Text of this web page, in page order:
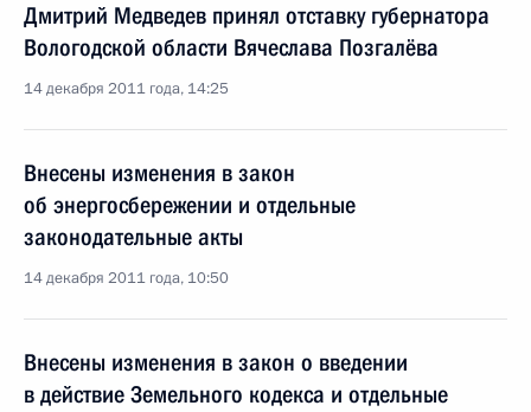
Дмитрий Медведев принял отставку губернатора
Вологодской области Вячеслава Позгалёва
14 декабря 2011 года, 14:25
Внесены изменения в закон
об энергосбережении и отдельные
законодательные акты
14 декабря 2011 года, 10:50
Внесены изменения в закон о введении
в действие Земельного кодекса и отдельные